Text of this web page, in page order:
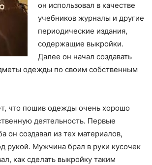
он использовал в качестве
учебников журналы и другие
периодические издания,
содержащие выкройки.
Далее он начал создавать
одежды по своим собственным
что пошив одежды очень хорошо
деятельность. Первые
он создавал из тех материалов,
рукой. Мужчина брал в руки кусочек
как сделать выкройку таким